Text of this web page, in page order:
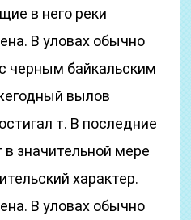
в него реки
В уловах обычно
черным байкальским
вылов
т. В последние
значительной мере
характер.
В уловах обычно